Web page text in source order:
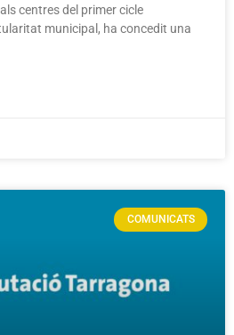
centres del primer cicle
municipal, ha concedit una
COMUNICATS